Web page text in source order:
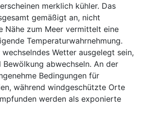
merklich kühler. Das
gemäßigt an, nicht
Nähe zum Meer vermittelt eine
Temperaturwahrnehmung.
Wetter ausgelegt sein,
Bewölkung abwechseln. An der
Bedingungen für
während windgeschützte Orte
werden als exponierte